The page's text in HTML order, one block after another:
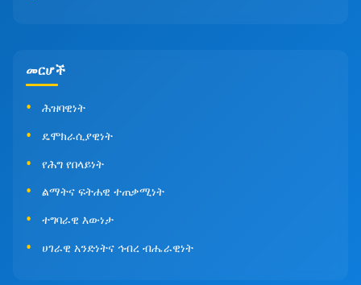
መርሆች
ሕዝባዊነት
ዴሞክራሲያዊነት
የሕግ የበላይነት
ልማትና ፍትሐዊ ተጠቃሚነት
ተግባራዊ እውነታ
ሀገራዊ አንድነትና ኅብረ ብሔራዊነት